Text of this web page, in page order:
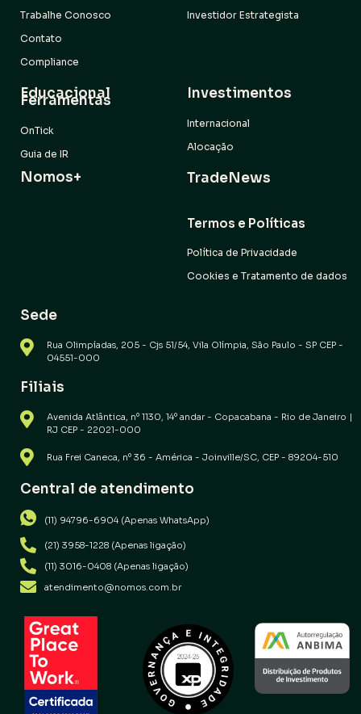
Trabalhe Conosco
Contato
Compliance
Investidor Estrategista
Educacional Investimentos
Internacional
Alocação
Ferramentas
OnTick
Guia de IR
TradeNews
Nomos+
Termos e Políticas
Política de Privacidade
Cookies e Tratamento de dados
Sede
Rua Olimpíadas, 205 - Cjs 51/54, Vila Olímpia, São Paulo - SP CEP -
04551-000
Filiais
Avenida Atlântica, nº 1130, 14º andar - Copacabana - Rio de Janeiro |
RJ CEP - 22021-000
Rua Frei Caneca, nº 36 - América - Joinville/SC, CEP - 89204-510
Central de atendimento
(11) 94796-6904 (Apenas WhatsApp)
(21) 3958-1228 (Apenas ligação)
(11) 3016-0408 (Apenas ligação)
atendimento@nomos.com.br